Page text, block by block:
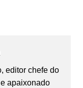
editor chefe do
apaixonado